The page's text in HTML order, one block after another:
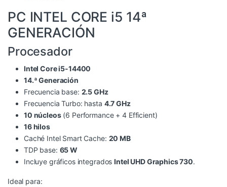
PC INTEL CORE i5 14ª
GENERACIÓN
Procesador
Intel Core i5-14400
14.ª Generación
Frecuencia base: 2.5 GHz
Frecuencia Turbo: hasta 4.7 GHz
10 núcleos(6 Performance + 4 Efficient)
16 hilos
Caché Intel Smart Cache: 20 MB
TDP base: 65 W
Incluye gráficos integradosIntel UHD Graphics 730.
Ideal para: